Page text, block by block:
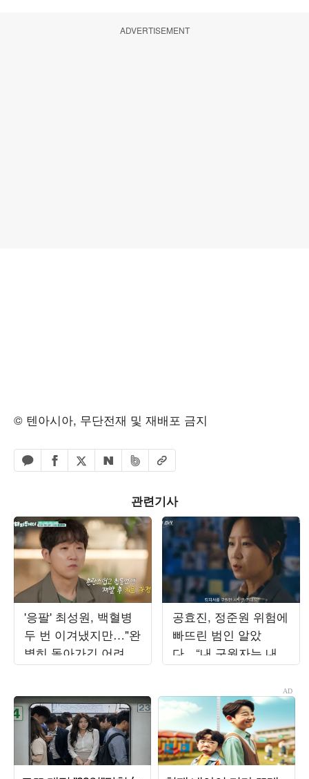
ADVERTISEMENT
© 텐아시아, 무단전재 및 재배포 금지
카카오톡 공유하기
페이스북 공유하기
엑스 공유하기
네이버 공유하기
밴드 공유하기
URL복사
관련기사
'응팔' 최성원, 백혈병
두 번 이겨냈지만…"완
벽히 돌아가긴 어려워"
('해투')
공효진, 정준원 위험에
빠뜨린 범인 알았
다…“내 구원자는 내
남편” (‘유부녀 킬러’)